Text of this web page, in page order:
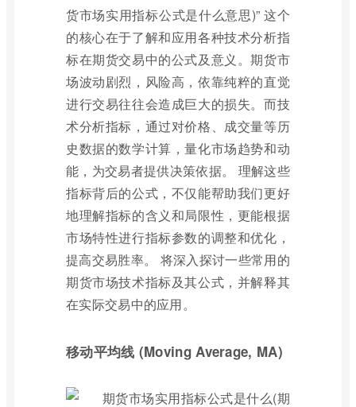
货市场实用指标公式是什么意思)” 这个
的核心在于了解和应用各种技术分析指
标在期货交易中的公式及意义。期货市
场波动剧烈，风险高，依靠纯粹的直觉
进行交易往往会造成巨大的损失。而技
术分析指标，通过对价格、成交量等历
史数据的数学计算，量化市场趋势和动
能，为交易者提供决策依据。 理解这些
指标背后的公式，不仅能帮助我们更好
地理解指标的含义和局限性，更能根据
市场特性进行指标参数的调整和优化，
提高交易胜率。 将深入探讨一些常用的
期货市场技术指标及其公式，并解释其
在实际交易中的应用。
移动平均线 (Moving Average, MA)